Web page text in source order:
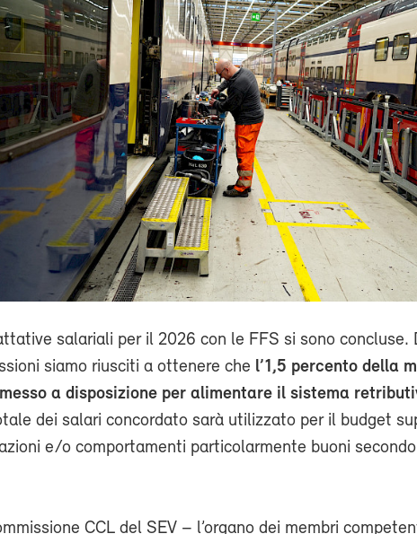
salariali per il 2026 con le FFS si sono concluse.
siamo riusciti a ottenere che l’1,5 percento della
a disposizione per alimentare il sistema
dei salari concordato sarà utilizzato per il budget
e/o comportamenti particolarmente buoni
CCL del SEV – l’organo dei membri